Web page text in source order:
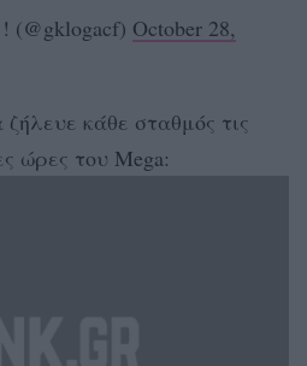
(@gklogacf) October 28,
κάθε σταθμός τις
ώρες του Mega: